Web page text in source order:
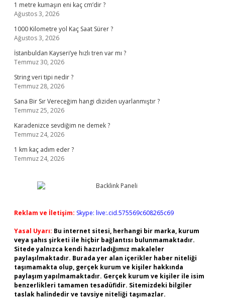
1 metre kumaşın eni kaç cm’dir ?
Ağustos 3, 2026
1000 Kilometre yol Kaç Saat Sürer ?
Ağustos 3, 2026
İstanbuldan Kayseri’ye hızlı tren var mı ?
Temmuz 30, 2026
String veri tipi nedir ?
Temmuz 28, 2026
Sana Bir Sır Vereceğim hangi diziden uyarlanmıştır ?
Temmuz 25, 2026
Karadenizce sevdiğim ne demek ?
Temmuz 24, 2026
1 km kaç adım eder ?
Temmuz 24, 2026
Reklam ve İletişim: Skype: live:.cid.575569c608265c69
Yasal Uyarı: Bu internet sitesi, herhangi bir marka, kurum
veya şahıs şirketi ile hiçbir bağlantısı bulunmamaktadır.
Sitede yalnızca kendi hazırladığımız makaleler
paylaşılmaktadır. Burada yer alan içerikler haber niteliği
taşımamakta olup, gerçek kurum ve kişiler hakkında
paylaşım yapılmamaktadır. Gerçek kurum ve kişiler ile isim
benzerlikleri tamamen tesadüfidir. Sitemizdeki bilgiler
taslak halindedir ve tavsiye niteliği taşımazlar.